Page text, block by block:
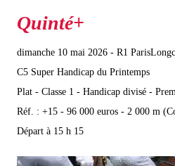
dimanche 10 mai 2026 - R1
C5 Super Handicap du Printemps
Plat - Classe 1 - Handicap divisé -
Réf. : +15 - 96 000 euros - 2 000 m
Départ à 15 h 15